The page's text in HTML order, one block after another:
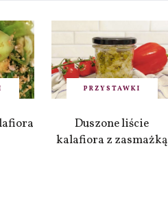
PRZYSTAWKI
Duszone liście
kalafiora z zasmażką